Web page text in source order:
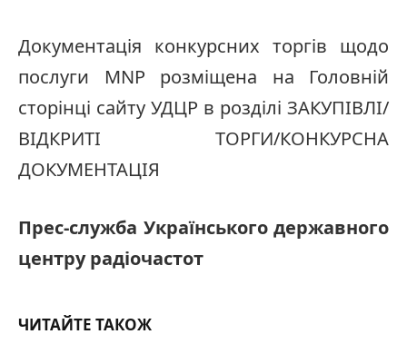
Документація конкурсних торгів щодо
послуги MNP розміщена на Головній
сторінці сайту УДЦР в розділі ЗАКУПІВЛІ/
ВІДКРИТІ ТОРГИ/КОНКУРСНА
ДОКУМЕНТАЦІЯ
Прес-служба Українського державного
центру радіочастот
ЧИТАЙТЕ ТАКОЖ